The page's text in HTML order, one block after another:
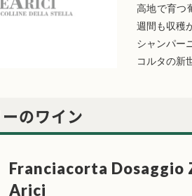
高地で育つ
週間も収穫
シャンパー
コルタの新
のワイン
Franciacorta Dosaggio
Arici